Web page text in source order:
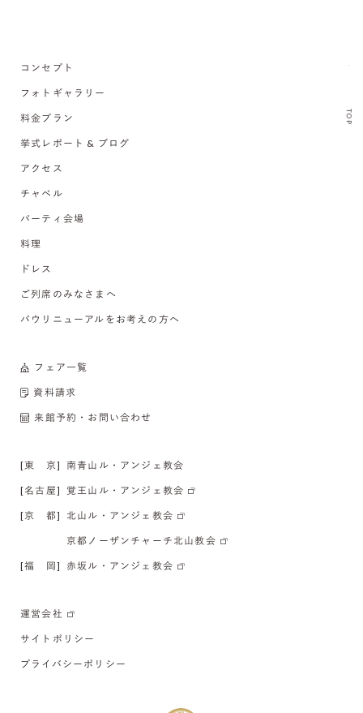
TOP
コンセプト
フォトギャラリー
料金プラン
挙式レポート & ブログ
アクセス
チャペル
パーティ会場
料理
ドレス
ご列席のみなさまへ
バウリニューアルをお考えの方へ
フェア一覧
資料請求
来館予約・お問い合わせ
[東 京] 南青山ル・アンジェ教会
[名古屋] 覚王山ル・アンジェ教会
[京 都] 北山ル・アンジェ教会
京都ノーザンチャーチ北山教会
[福 岡] 赤坂ル・アンジェ教会
運営会社
サイトポリシー
プライバシーポリシー